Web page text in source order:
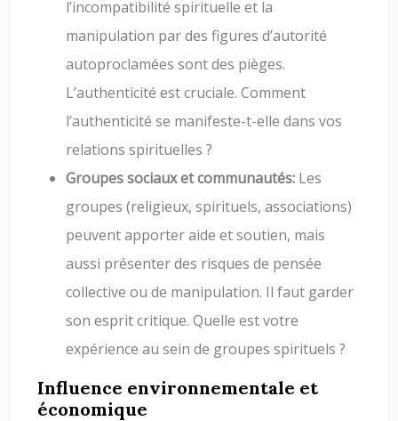
l’incompatibilité spirituelle et la
manipulation par des figures d’autorité
autoproclamées sont des pièges.
L’authenticité est cruciale. Comment
l’authenticité se manifeste-t-elle dans vos
relations spirituelles ?
Groupes sociaux et communautés: Les
groupes (religieux, spirituels, associations)
peuvent apporter aide et soutien, mais
aussi présenter des risques de pensée
collective ou de manipulation. Il faut garder
son esprit critique. Quelle est votre
expérience au sein de groupes spirituels ?
Influence environnementale et
économique